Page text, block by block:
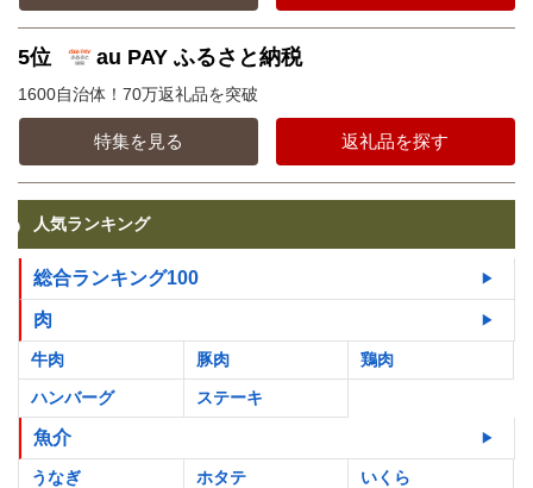
5位 au PAY ふるさと納税
1600自治体！70万返礼品を突破
特集を見る 返礼品を探す
人気ランキング
総合ランキング100
肉
牛肉 豚肉
鶏肉
ハンバーグ
ステーキ
魚介
うなぎ ホタテ
いくら